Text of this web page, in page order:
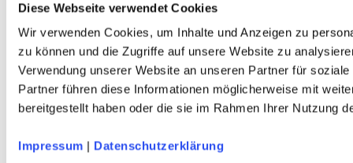
Diese Webseite verwendet Cookies
Wir verwenden Cookies, um Inhalte und Anzeigen zu
zu können und die Zugriffe auf unsere Website zu
Verwendung unserer Website an unseren Partner für
Partner führen diese Informationen möglicherweise mit
bereitgestellt haben oder die sie im Rahmen Ihrer Nutzung
Impressum | Datenschutzerklärung
Service
Über Uns
Mein Konto
FAQ
Nachhaltigkeit
Widerrufsbelehrung
Versandkosten